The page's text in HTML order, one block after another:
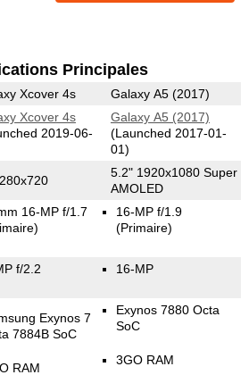
Principales
Xcover 4s Galaxy A5 (2017)
Xcover 4s
2019-06-
Galaxy A5 (2017)
(Launched 2017-01-
01)
5.2" 1920x1080 Super
AMOLED
16-MP f/1.7
16-MP f/1.9
(Primaire)
f/2.2 16-MP
Exynos 7
7884B SoC
RAM
Exynos 7880 Octa
SoC
3GO RAM